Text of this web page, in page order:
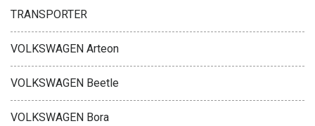
TRANSPORTER
VOLKSWAGEN Arteon
VOLKSWAGEN Beetle
VOLKSWAGEN Bora